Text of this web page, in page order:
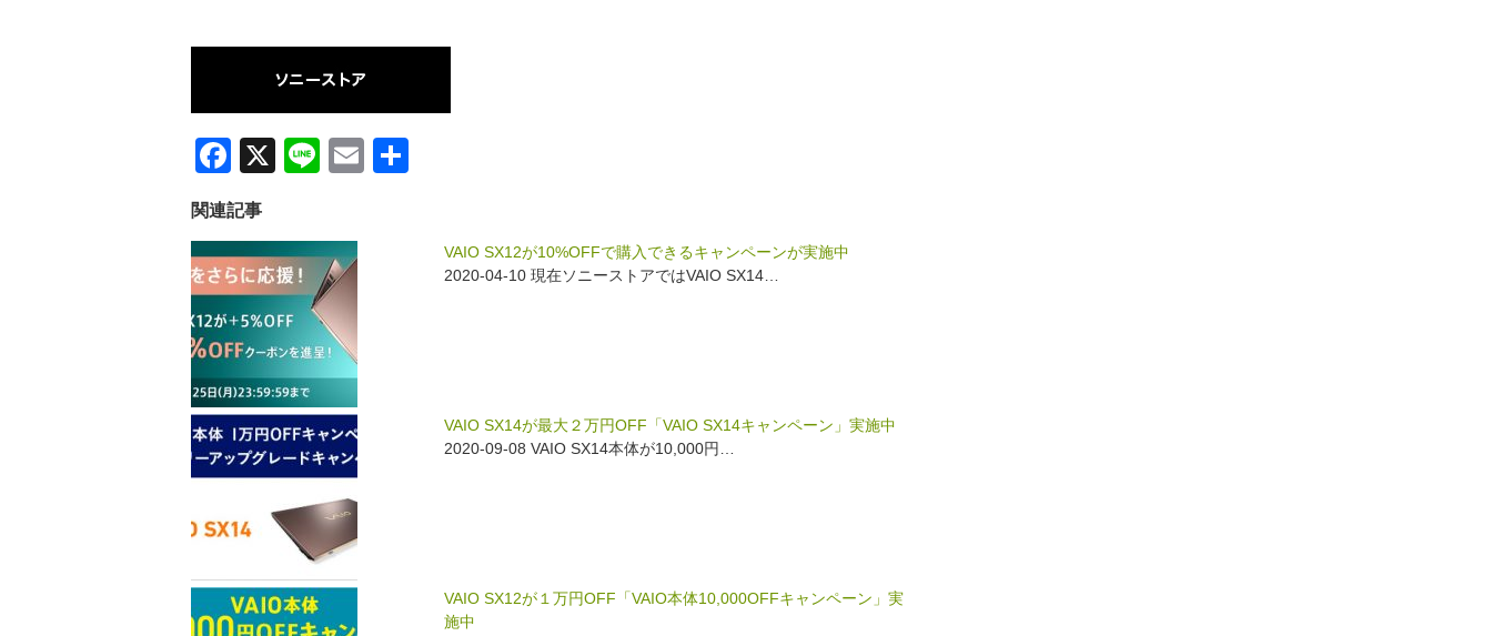
F
c
e
b
o
o
k
X
Li
E
関連記事
VAIO SX12が10%OFFで購入できるキャンペーンが実施中
2020-04-10 現在ソニーストアではVAIO SX14…
VAIO SX14が最大２万円OFF「VAIO SX14キャンペーン」実施中
2020-09-08 VAIO SX14本体が10,000円…
VAIO SX12が１万円OFF「VAIO本体10,000OFFキャンペーン」実
施中